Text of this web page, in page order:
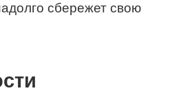
сбережет свою